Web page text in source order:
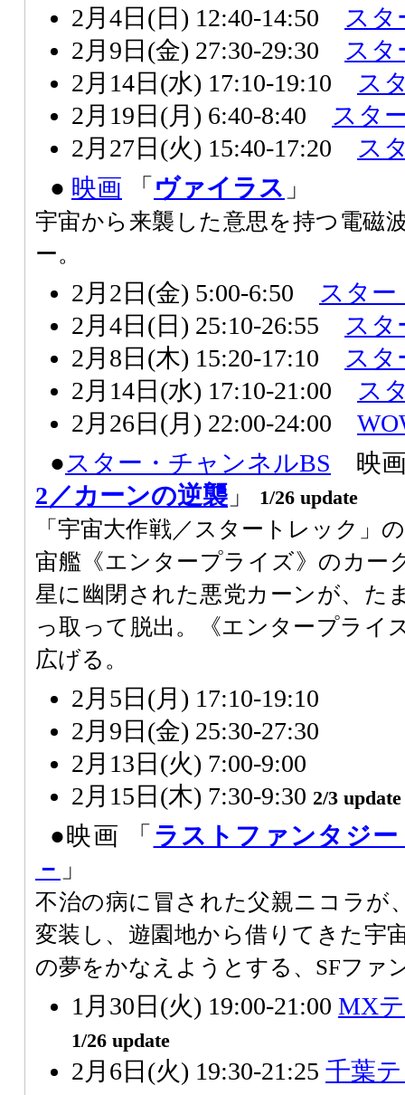
2月4日(日) 12:40-14:50
ス
2月9日(金) 27:30-29:30
ス
2月14日(水) 17:10-19:10
ス
2月19日(月) 6:40-8:40
スタ
2月27日(火) 15:40-17:20
ス
● 映画 「 ヴァイラス 」
宇宙から来襲した意思を持つ電磁
ー。
2月2日(金) 5:00-6:50
スタ
2月4日(日) 25:10-26:55
ス
2月8日(木) 15:20-17:10
ス
2月14日(水) 17:10-21:00
ス
2月26日(月) 22:00-24:00
●スター・チャンネルBS 映
2／カーンの逆襲 」 1/26 update
「宇宙大作戦／スタートレック」
宙艦《エンタープライズ》のカー
星に幽閉された悪党カーンが、た
っ取って脱出。《エンタープライ
広げる。
2月5日(月) 17:10-19:10
2月9日(金) 25:30-27:30
2月13日(火) 7:00-9:00
2月15日(木) 7:30-9:30 2/3 update
●映画 「 ラストファンタジ
－ 」
不治の病に冒された父親ニコラが
変装し、遊園地から借りてきた宇
の夢をかなえようとする、SFファ
1月30日(火) 19:00-21:00 MX
1/26 update
2月6日(火) 19:30-21:25 千葉